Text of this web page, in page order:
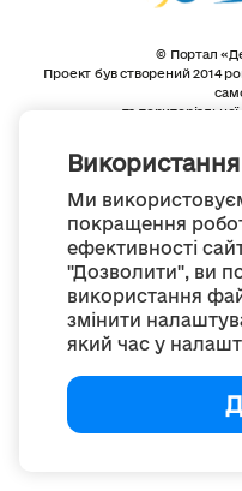
Ми
покращення
ефективності
"Дозволити", ви
використання
змінити
який час у
© Портал
Проект був створений 2014
та територіальної
Весь контент
Creative Commons
якщо